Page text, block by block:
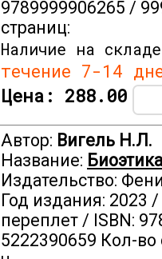
9789999906265 /
страниц:
Наличие на
течение 7-14
Цена: 288.00
Автор: Вигель Н.Л.
Название:
Издательство:
Год издания: 2023
переплет / ISBN:
5222390659 Кол-во